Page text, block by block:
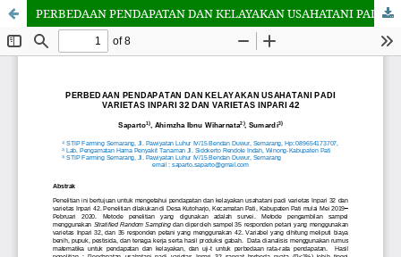
PERBEDAAN PENDAPATAN DAN KELAYAKAN USAHATANI PADI INPARI 32 DAN INPARI 42